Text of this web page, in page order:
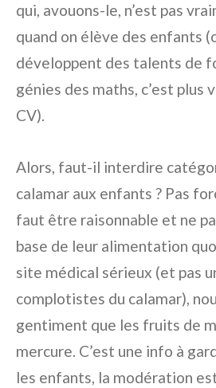
qui, avouons-le, n’est pas
quand on élève des enfants
développent des talents de
génies des maths, c’est plus
CV).
Alors, faut-il interdire
calamar aux enfants ? Pas
faut être raisonnable et ne
base de leur alimentation
site médical sérieux (et pas
complotistes du calamar),
gentiment que les fruits de
mercure. C’est une info à
les enfants, la modération